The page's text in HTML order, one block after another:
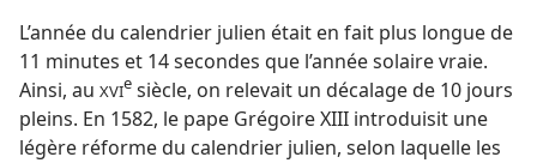
L’année du calendrier julien était en fait plus longue de
11 minutes et 14 secondes que l’année solaire vraie.
Ainsi, au XVIe siècle, on relevait un décalage de 10 jours
pleins. En 1582, le pape Grégoire XIII introduisit une
légère réforme du calendrier julien, selon laquelle les